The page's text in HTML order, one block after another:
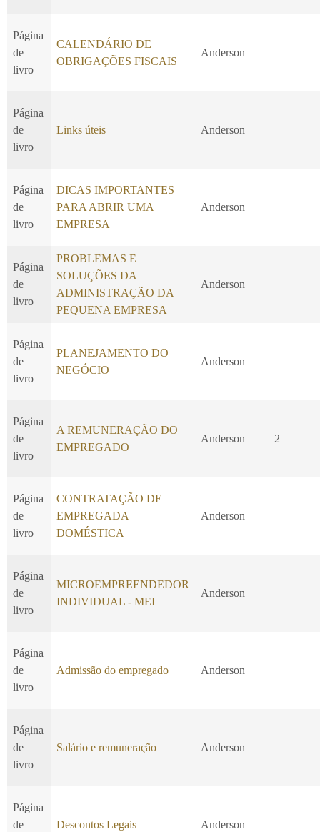
Página
de
livro
CALENDÁRIO DE
OBRIGAÇÕES FISCAIS
Anderson
Página
de
livro
Links úteis Anderson
Página
de
livro
DICAS IMPORTANTES
PARA ABRIR UMA
EMPRESA
Anderson
Página
de
livro
PROBLEMAS E
SOLUÇÕES DA
ADMINISTRAÇÃO DA
PEQUENA EMPRESA
Anderson
Página
de
livro
PLANEJAMENTO DO
NEGÓCIO
Anderson
Página
de
livro
A REMUNERAÇÃO DO
EMPREGADO
Anderson 2
Página
de
livro
CONTRATAÇÃO DE
EMPREGADA
DOMÉSTICA
Anderson
Página
de
livro
MICROEMPREENDEDOR
INDIVIDUAL - MEI
Anderson
Página
de
livro
Admissão do empregado Anderson
Página
de
livro
Salário e remuneração Anderson
Página
de
Descontos Legais Anderson